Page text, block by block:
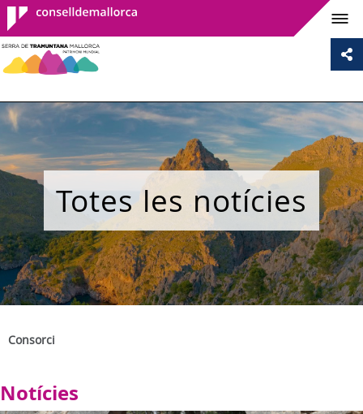
Consell de
Mallorca
Totes les notícies
Consorci
Notícies